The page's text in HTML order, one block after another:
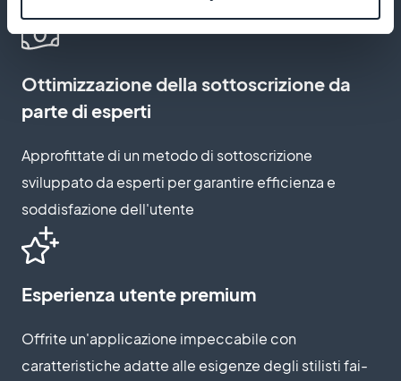
Ottimizzazione della sottoscrizione da
parte di esperti
Approfittate di un metodo di sottoscrizione
sviluppato da esperti per garantire efficienza e
soddisfazione dell'utente
Esperienza utente premium
Offrite un'applicazione impeccabile con
caratteristiche adatte alle esigenze degli stilisti fai-